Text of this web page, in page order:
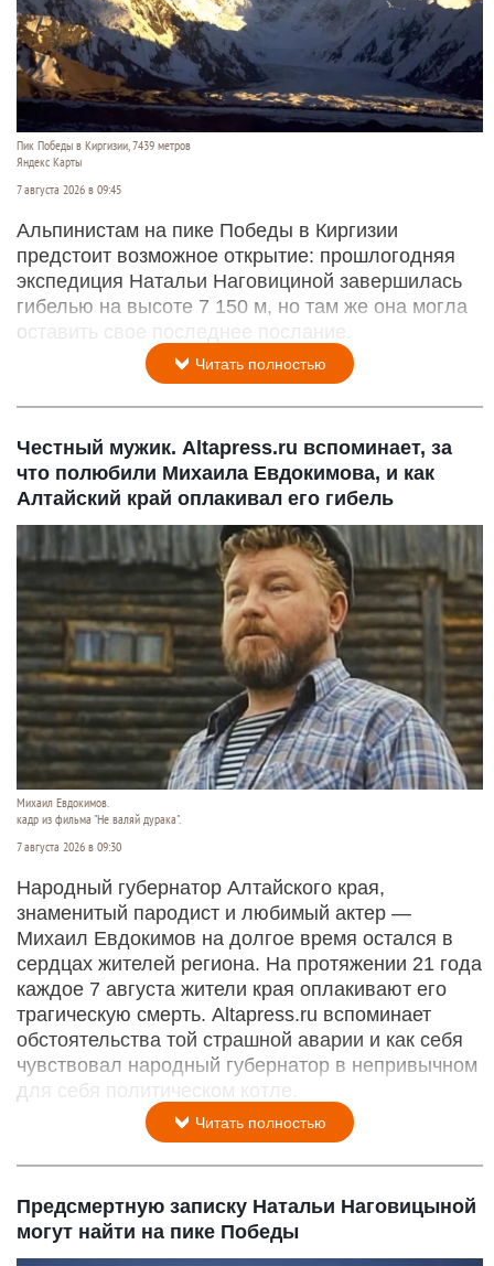
Пик Победы в Киргизии, 7439 метров
Яндекс Карты
7 августа 2026 в 09:45
Альпинистам на пике Победы в Киргизии
предстоит возможное открытие: прошлогодняя
экспедиция Натальи Наговициной завершилась
гибелью на высоте 7 150 м, но там же она могла
оставить свое последнее послание.
Читать полностью
Честный мужик. Altapress.ru вспоминает, за
что полюбили Михаила Евдокимова, и как
Алтайский край оплакивал его гибель
Михаил Евдокимов.
кадр из фильма "Не валяй дурака".
7 августа 2026 в 09:30
Народный губернатор Алтайского края,
знаменитый пародист и любимый актер —
Михаил Евдокимов на долгое время остался в
сердцах жителей региона. На протяжении 21 года
каждое 7 августа жители края оплакивают его
трагическую смерть. Altapress.ru вспоминает
обстоятельства той страшной аварии и как себя
чувствовал народный губернатор в непривычном
для себя политическом котле.
Читать полностью
Предсмертную записку Натальи Наговицыной
могут найти на пике Победы